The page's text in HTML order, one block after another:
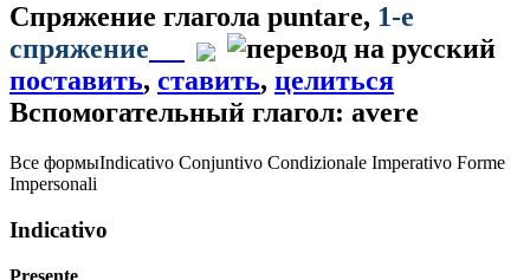
Спряжение глагола puntare, 1-е
спряжение
поставить, ставить, целиться
Вспомогательный глагол: avere
Все формыIndicativo Conjuntivo Condizionale Imperativo Forme
Impersonali
Indicativo
Presente